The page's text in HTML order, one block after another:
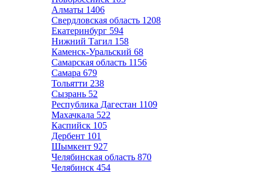
Алматы 1406
Свердловская область 1208
Екатеринбург 594
Нижний Тагил 158
Каменск-Уральский 68
Самарская область 1156
Самара 679
Тольятти 238
Сызрань 52
Республика Дагестан 1109
Махачкала 522
Каспийск 105
Дербент 101
Шымкент 927
Челябинская область 870
Челябинск 454